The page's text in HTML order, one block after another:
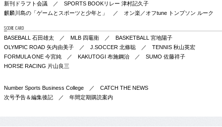
新刊ドラフト会議 ／ SPORTS BOOKリレー 津村記久子
麒麟川島の「ゲームとスポーツと少年と」 ／ オン楽／オフtune トンプソン ルーク
SCORE CARD
BASEBALL 石田雄太 ／ MLB 四竈衛 ／ BASKETBALL 宮地陽子
OLYMPIC ROAD 矢内由美子 ／ J.SOCCER 北條聡 ／ TENNIS 秋山英宏
FORMULA ONE 今宮純 ／ KAKUTOGI 布施鋼治 ／ SUMO 佐藤祥子
HORSE RACING 片山良三
Number Sports Business College ／ CATCH THE NEWS
次号予告＆編集後記 ／ 年間定期購読案内